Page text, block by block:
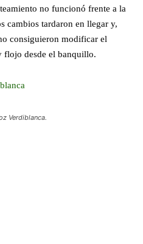
no funcionó frente a la
cambios tardaron en llegar y,
consiguieron modificar el
flojo desde el banquillo.
Verdiblanca.